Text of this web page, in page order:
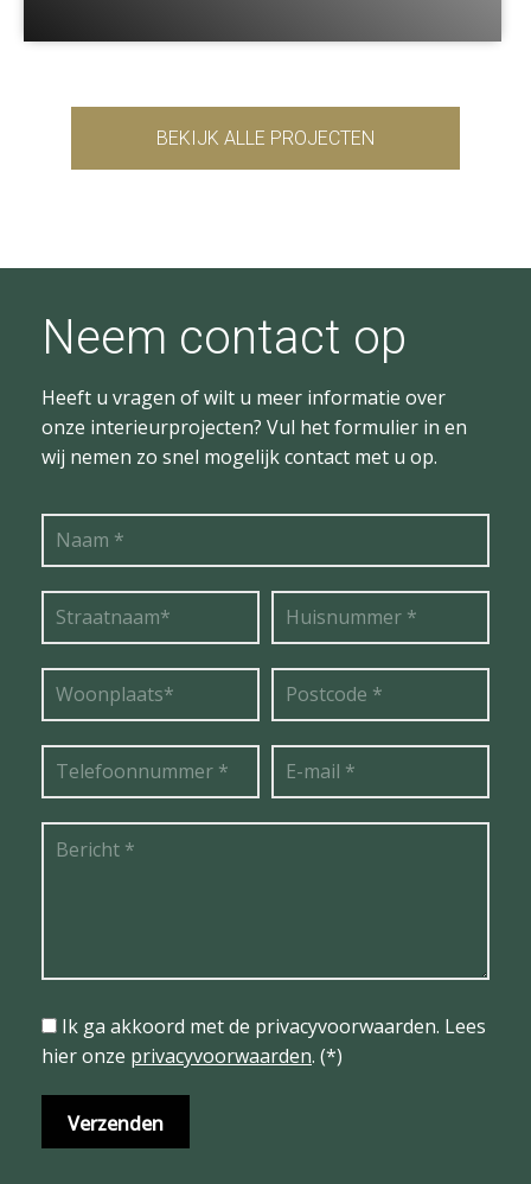
BEKIJK ALLE PROJECTEN
Neem contact op
Heeft u vragen of wilt u meer informatie over
onze interieurprojecten? Vul het formulier in en
wij nemen zo snel mogelijk contact met u op.
Ik ga akkoord met de privacyvoorwaarden. Lees
hier onze privacyvoorwaarden. (*)